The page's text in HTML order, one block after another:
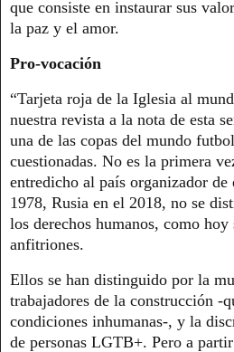
que consiste en instaurar sus
la paz y el amor.
Pro-vocación
“Tarjeta roja de la Iglesia al
nuestra revista a la nota de esta
una de las copas del mundo
cuestionadas. No es la primera
entredicho al país organizador de
1978, Rusia en el 2018, no se
los derechos humanos, como hoy
anfitriones.
Ellos se han distinguido por la
trabajadores de la construcción -
condiciones inhumanas-, y la
de personas LGTB+. Pero a